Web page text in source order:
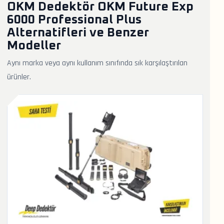
OKM Dedektör OKM Future Exp
6000 Professional Plus
Alternatifleri ve Benzer
Modeller
Aynı marka veya aynı kullanım sınıfında sık karşılaştırılan
ürünler.